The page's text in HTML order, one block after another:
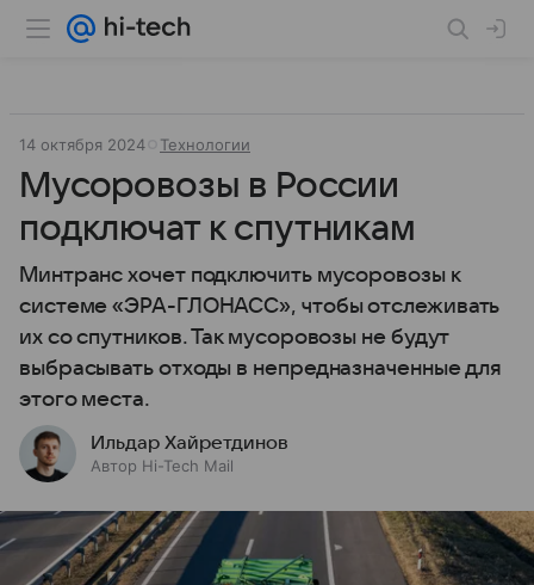
14 октября 2024 Технологии
Мусоровозы в России
подключат к спутникам
Минтранс хочет подключить мусоровозы к
системе «ЭРА-ГЛОНАСС», чтобы отслеживать
их со спутников. Так мусоровозы не будут
выбрасывать отходы в непредназначенные для
этого места.
Ильдар Хайретдинов
Автор Hi-Tech Mail